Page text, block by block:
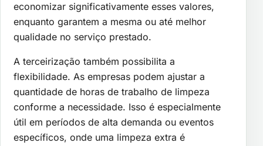
economizar significativamente esses valores,
enquanto garantem a mesma ou até melhor
qualidade no serviço prestado.
A terceirização também possibilita a
flexibilidade. As empresas podem ajustar a
quantidade de horas de trabalho de limpeza
conforme a necessidade. Isso é especialmente
útil em períodos de alta demanda ou eventos
específicos, onde uma limpeza extra é